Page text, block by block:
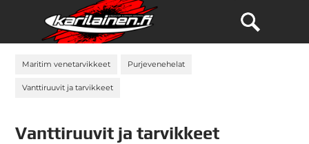
Maritim venetarvikkeet Purjevenehelat
Vanttiruuvit ja tarvikkeet
Vanttiruuvit ja tarvikkeet